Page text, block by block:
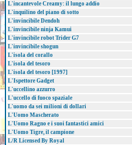
L'incantevole Creamy: il lungo addio
L'inquilino del piano di sotto
L'invincibile Dendoh
L'invincibile ninja Kamui
L'invincibile robot Trider G7
L'invincibile shogun
L'isola del corallo
L'isola del tesoro
L'isola del tesoro [1997]
L'Ispettore Gadget
L'uccellino azzurro
L'uccello di fuoco spaziale
L'uomo da sei milioni di dollari
L'Uomo Mascherato
L'Uomo Ragno e i suoi fantastici amici
L'Uomo Tigre, il campione
L/R Licensed By Royal